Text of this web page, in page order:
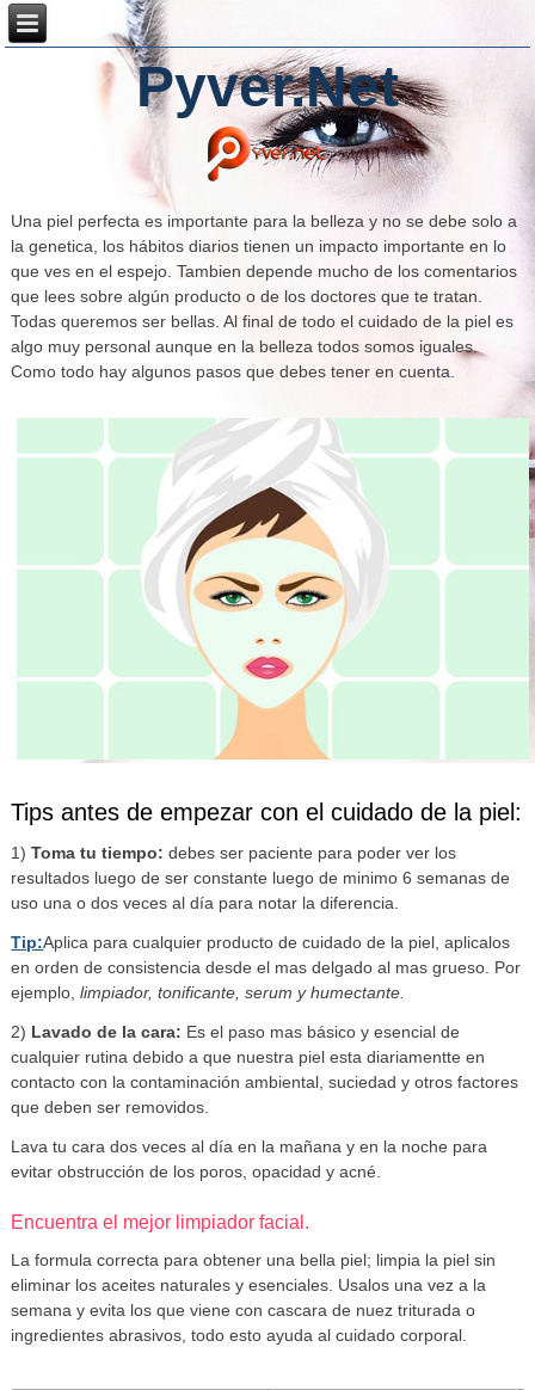
Pyver.Net
Una piel perfecta es importante para la belleza y no se debe solo a
la genetica, los hábitos diarios tienen un impacto importante en lo
que ves en el espejo. Tambien depende mucho de los comentarios
que lees sobre algún producto o de los doctores que te tratan.
Todas queremos ser bellas. Al final de todo el cuidado de la piel es
algo muy personal aunque en la belleza todos somos iguales.
Como todo hay algunos pasos que debes tener en cuenta.
Tips antes de empezar con el cuidado de la piel:
1)Toma tu tiempo: debes ser paciente para poder ver los
resultados luego de ser constante luego de minimo 6 semanas de
uso una o dos veces al día para notar la diferencia.
Tip:Aplica para cualquier producto de cuidado de la piel, aplicalos
en orden de consistencia desde el mas delgado al mas grueso. Por
ejemplo,limpiador, tonificante, serum y humectante.
2) Lavado de la cara: Es el paso mas básico y esencial de
cualquier rutina debido a que nuestra piel esta diariamentte en
contacto con la contaminación ambiental, suciedad y otros factores
que deben ser removidos.
Lava tu cara dos veces al día en la mañana y en la noche para
evitar obstrucción de los poros, opacidad y acné.
Encuentra el mejor limpiador facial.
La formula correcta para obtener una bella piel; limpia la piel sin
eliminar los aceites naturales y esenciales. Usalos una vez a la
semana y evita los que viene con cascara de nuez triturada o
ingredientes abrasivos, todo esto ayuda al cuidado corporal.